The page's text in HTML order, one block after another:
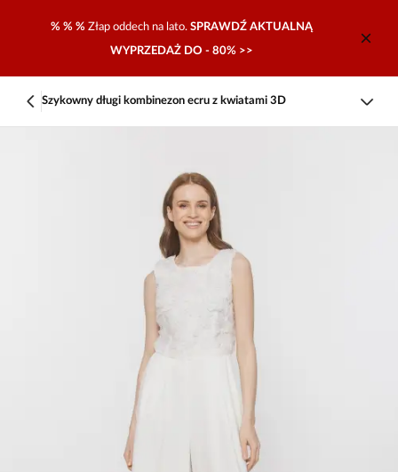
% % % Złap oddech na lato. SPRAWDŹ AKTUALNĄ
WYPRZEDAŻ DO - 80% >>
Szykowny długi kombinezon ecru z kwiatami 3D